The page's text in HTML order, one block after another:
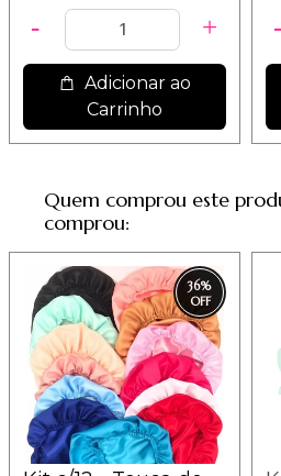
Adicionar ao
Carrinho
Quem comprou este
comprou:
36%